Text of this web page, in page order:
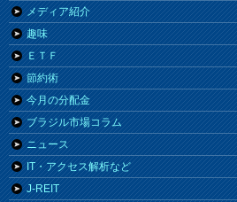
メディア紹介
趣味
ＥＴＦ
節約術
今月の分配金
ブラジル市場コラム
ニュース
IT・アクセス解析など
J-REIT